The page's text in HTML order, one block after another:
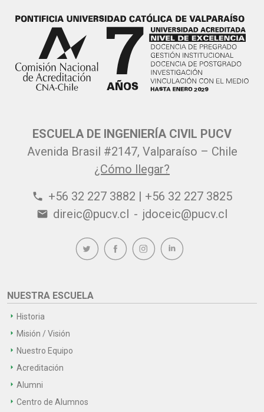
ESCUELA DE INGENIERÍA CIVIL PUCV
Avenida Brasil #2147, Valparaíso – Chile
¿Cómo llegar?
phone +56 32 227 3882 | +56 32 227 3825
email direic@pucv.cl - jdoceic@pucv.cl
NUESTRA ESCUELA
Historia
Misión / Visión
Nuestro Equipo
Acreditación
Alumni
Centro de Alumnos